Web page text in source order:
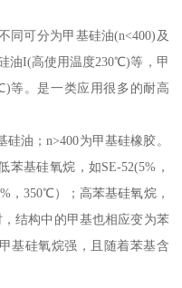
同可分为甲基硅油(n<400)及
油I(高使用温度230℃)等，甲
等。是一类应用很多的耐高
油；n>400为甲基硅橡胶。
基硅氧烷，如SE-52(5%，
，350℃）；高苯基硅氧烷，
结构中的甲基也相应变为苯
基硅氧烷强，且随着苯基含